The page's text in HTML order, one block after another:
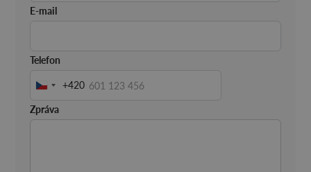
E-mail
Telefon
Česko
+420
+420
Zpráva